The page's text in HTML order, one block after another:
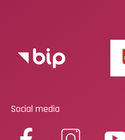
Social media